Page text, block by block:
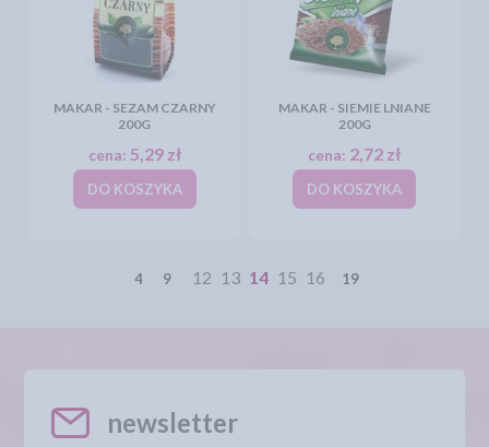
MAKAR - SEZAM CZARNY
200G
cena: 5,29 zł
DO KOSZYKA
MAKAR - SIEMIE LNIANE
200G
cena: 2,72 zł
DO KOSZYKA
4 9 12 13 14 15 16 19
newsletter